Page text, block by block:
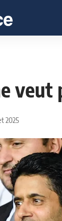
2025